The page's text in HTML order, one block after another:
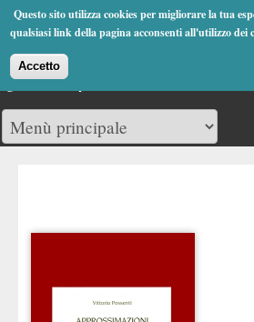
Questo sito utilizza cookies per migliorare la tua
qualsiasi link della pagina acconsenti all'utilizzo dei
Accetto
Jump to Navigation